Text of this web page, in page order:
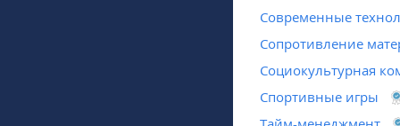
Современные
Сопротивление
Социокультурная
Спортивные игры